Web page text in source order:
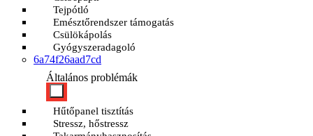
Tejpótló
Emésztőrendszer támogatás
Csülökápolás
Gyógyszeradagoló
6a74f26aad7cd
Általános problémák
Hűtőpanel tisztítás
Stressz, hőstressz